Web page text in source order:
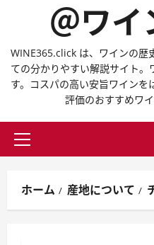
＠ワイ
WINE365.click は、ワインの歴
ての分かりやすい解説サイト。
す。コスパの高い安旨ワインを
評価のおすすめワ
メ
メ
ニ
ホーム 産地について